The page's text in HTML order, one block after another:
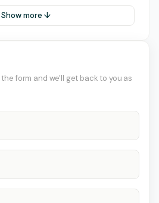
Show more ↓
form and we'll get back to you as